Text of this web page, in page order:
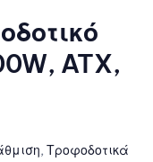
ATX,
, Τροφοδοτικά